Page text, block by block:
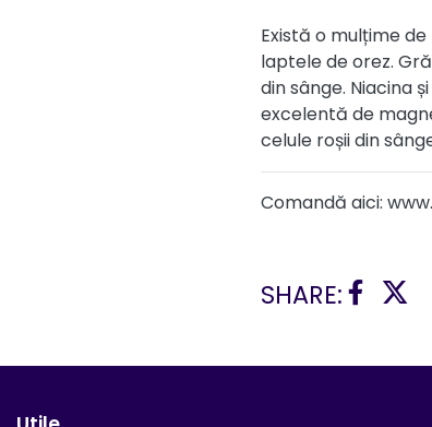
Există o mulțime
laptele de orez.
din sânge. Niacina
excelentă de
celule roșii din
Comandă aici:
SHARE: